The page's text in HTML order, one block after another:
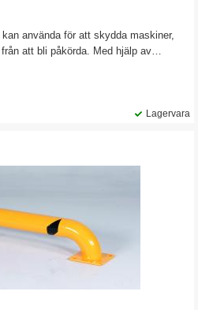
använda för att skydda maskiner,
att bli påkörda. Med hjälp av
av eller markera.
Lagervara